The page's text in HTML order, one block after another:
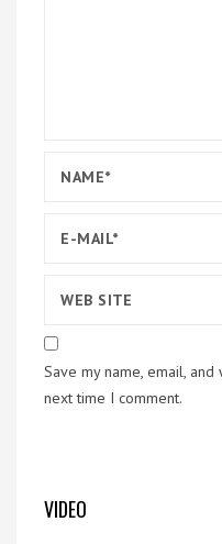
Save my name, email,
next time I comment.
VIDEO